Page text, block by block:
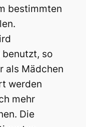
bestimmten
benutzt, so
als Mädchen
werden
mehr
Die